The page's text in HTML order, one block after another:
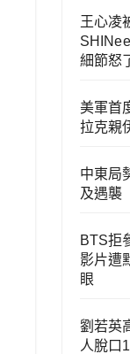
王心凌
細節怒
美軍首
拉克親
中東局
及遇襲
BTS拒
影片遭
眼
劉若英
人脫口